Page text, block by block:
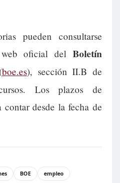
pueden consultarse
oficial del Boletín
(boe.es), sección II.B de
Los plazos de
desde la fecha de
BOE
empleo